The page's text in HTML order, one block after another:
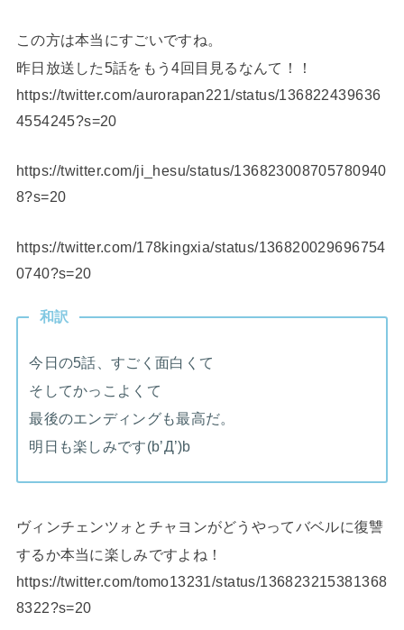
この方は本当にすごいですね。
昨日放送した5話をもう4回目見るなんて！！
https://twitter.com/aurorapan221/status/136822439636
4554245?s=20
https://twitter.com/ji_hesu/status/136823008705780940
8?s=20
https://twitter.com/178kingxia/status/136820029696754
0740?s=20
和訳
今日の5話、すごく面白くて
そしてかっこよくて
最後のエンディングも最高だ。
明日も楽しみです(b’Д’)b
ヴィンチェンツォとチャヨンがどうやってバベルに復讐
するか本当に楽しみですよね！
https://twitter.com/tomo13231/status/136823215381368
8322?s=20